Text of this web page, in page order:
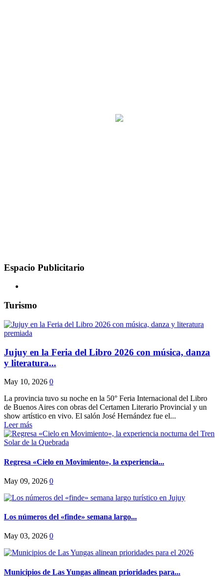
Espacio Publicitario
Turismo
Jujuy en la Feria del Libro 2026 con música, danza
y literatura...
May 10, 2026 0
La provincia tuvo su noche en la 50° Feria Internacional del Libro
de Buenos Aires con obras del Certamen Literario Provincial y un
show artístico en vivo. El salón José Hernández fue el...
Leer más
Regresa «Cielo en Movimiento», la experiencia...
May 09, 2026 0
Los números del «finde» semana largo...
May 03, 2026 0
Municipios de Las Yungas alinean prioridades para...